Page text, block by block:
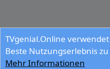
TVgenial.Online
Beste Nutzungserlebnis
Mehr Informationen